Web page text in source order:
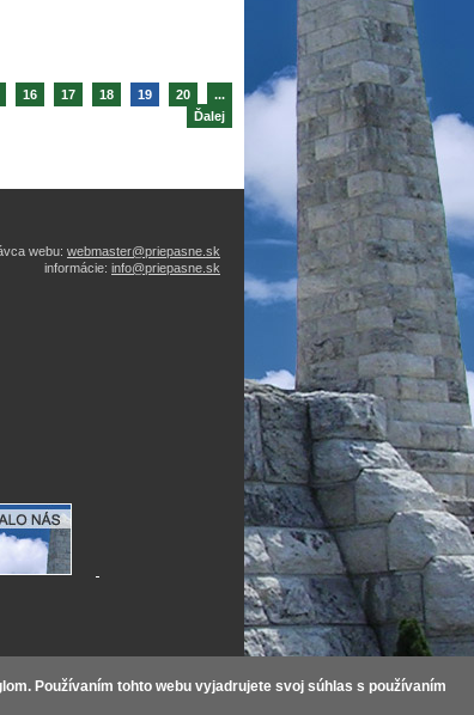
16 17 18 19 20
...
Ďalej
webu: webmaster@priepasne.sk
informácie: info@priepasne.sk
Používaním tohto webu vyjadrujete svoj súhlas s používaním